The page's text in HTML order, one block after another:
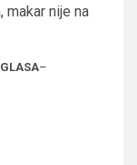
nije na
–